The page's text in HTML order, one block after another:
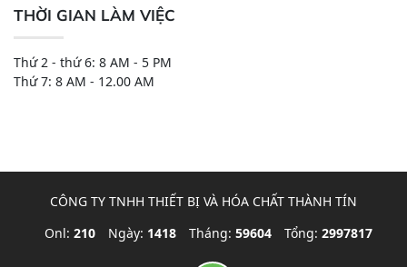
THỜI GIAN LÀM VIỆC
Thứ 2 - thứ 6: 8 AM - 5 PM
Thứ 7: 8 AM - 12.00 AM
CÔNG TY TNHH THIẾT BỊ VÀ HÓA CHẤT THÀNH TÍN
Onl: 210 Ngày: 1418 Tháng: 59604 Tổng: 2997817